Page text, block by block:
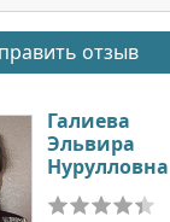
Галиева
Эльвира
Нурулловна